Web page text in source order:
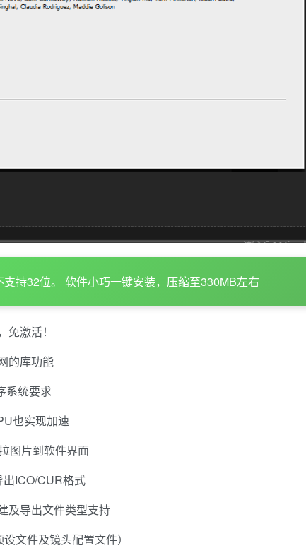
持32位。 软件小巧一键安装，压缩至330MB左右
激活！
的库功能
系统要求
也实现加速
图片到软件界面
ICO/CUR格式
及导出文件类型支持
文件及镜头配置文件）